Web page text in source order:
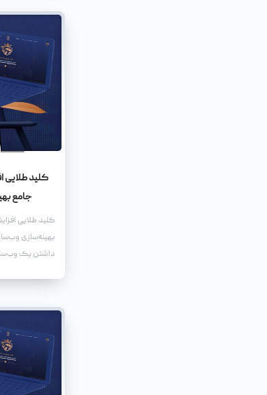
کلید طلایی
جامع
کلید طلایی
بهینه‌سازی
داشتن یک
باید آن را بهینه